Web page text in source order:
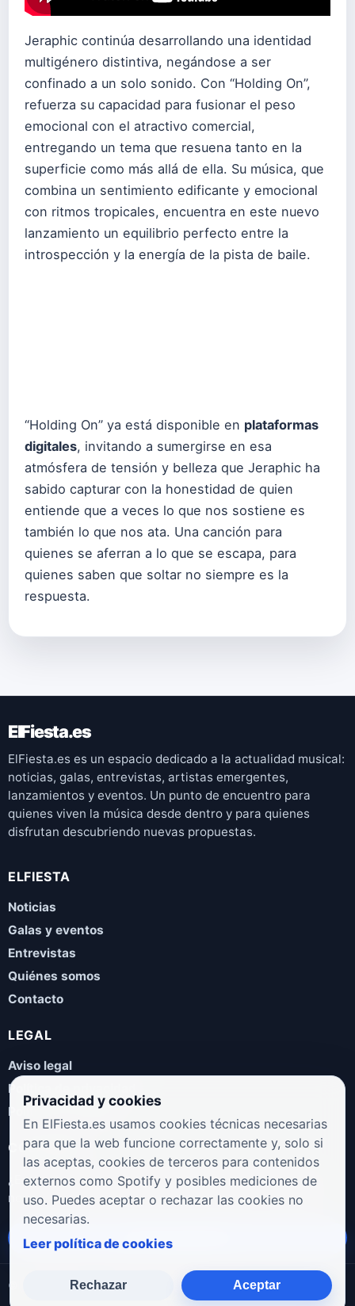
Jeraphic continúa desarrollando una identidad
multigénero distintiva, negándose a ser
confinado a un solo sonido. Con “Holding On”,
refuerza su capacidad para fusionar el peso
emocional con el atractivo comercial,
entregando un tema que resuena tanto en la
superficie como más allá de ella. Su música, que
combina un sentimiento edificante y emocional
con ritmos tropicales, encuentra en este nuevo
lanzamiento un equilibrio perfecto entre la
introspección y la energía de la pista de baile.
“Holding On” ya está disponible en plataformas
digitales, invitando a sumergirse en esa
atmósfera de tensión y belleza que Jeraphic ha
sabido capturar con la honestidad de quien
entiende que a veces lo que nos sostiene es
también lo que nos ata. Una canción para
quienes se aferran a lo que se escapa, para
quienes saben que soltar no siempre es la
respuesta.
ElFiesta.es
ElFiesta.es es un espacio dedicado a la actualidad musical:
noticias, galas, entrevistas, artistas emergentes,
lanzamientos y eventos. Un punto de encuentro para
quienes viven la música desde dentro y para quienes
disfrutan descubriendo nuevas propuestas.
ELFIESTA
Noticias
Galas y eventos
Entrevistas
Quiénes somos
Contacto
LEGAL
Aviso legal
Política de privacidad
Política de cookies
COLABORA
¿Eres artista, manager, sello o promotor? Envíanos tus
novedades, galas, entrevistas o propuestas musicales.
Enviar propuesta
© 2026 ElFiesta.es Noticias · Galas · Entrevistas · Música
Privacidad y cookies
En ElFiesta.es usamos cookies técnicas necesarias
para que la web funcione correctamente y, solo si
las aceptas, cookies de terceros para contenidos
externos como Spotify y posibles mediciones de
uso. Puedes aceptar o rechazar las cookies no
necesarias.
Leer política de cookies
Rechazar Aceptar